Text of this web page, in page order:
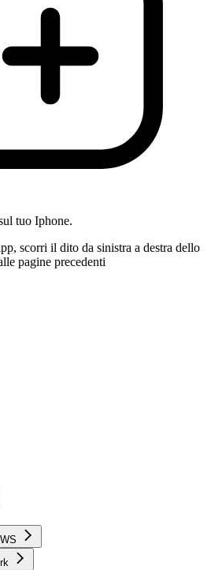
tuo Iphone.
scorri il dito da sinistra a destra dello
pagine precedenti